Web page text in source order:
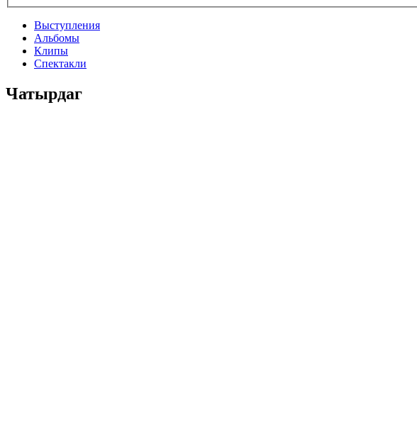
Выступления
Альбомы
Клипы
Спектакли
Чатырдаг